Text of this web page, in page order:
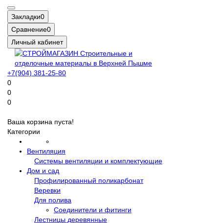
Закладки0
Сравнение0
Личный кабинет
+7(904) 381-25-80
0
0
0
Ваша корзина пуста!
Категории
Вентиляция
Системы вентиляции и комплектующие
Дом и сад
Профилированный поликарбонат
Веревки
Для полива
Соединители и фитинги
Лестницы деревянные